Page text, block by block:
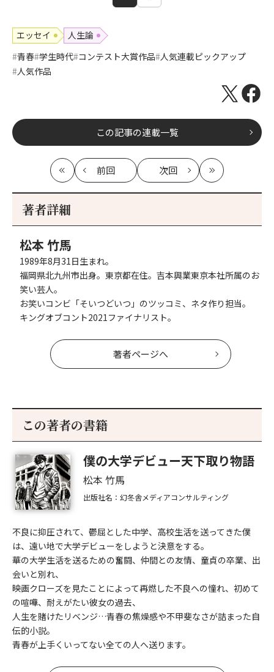
エッセイ
人生論
青春 学生時代 コンテスト大賞作品 人気連載ピックアップ
人気作品
この記事の連載一覧
最
初
前回
記
次回
記
最
新
著者詳細
松本 竹馬
1989年8月31日生まれ。
福岡県北九州市出身。東京都在住。吉本興業東京本社所属のお
笑い芸人。
お笑いコンビ「そいつどいつ」のツッコミ、ネタ作り担当。
キングオブコント2021ファイナリスト。
著者ページへ
この著者の書籍
僕の大学デビュー天下取り物語
松本 竹馬
出版社名：幻冬舎メディアコンサルティング
不良に抑圧されて、鬱屈とした中学、高校生活を送ってきた僕
は、遠い地で大学デビューをしようと決意をする。
華の大学生活を送るための奮闘、仲間との友情、童貞の卒業、出
会いと別れ、
映画クローズを見たことによって再燃した不良への憧れ、初めて
の喧嘩、耐えがたい彼女の過去、
人生を賭けたリベンジ…青春の焦燥感や不甲斐なさが詰まった自
伝的小説。
青春が上手くいってない全ての人へ送ります。